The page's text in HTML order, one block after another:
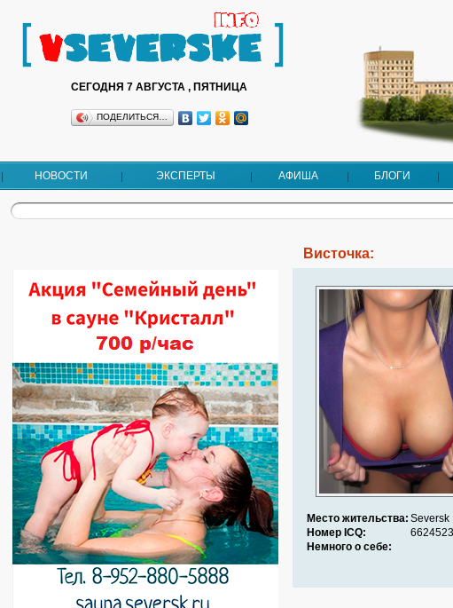
СЕГОДНЯ 7 АВГУСТА , ПЯТНИЦА
ПОДЕЛИТЬСЯ…
НОВОСТИ ЭКСПЕРТЫ АФИША БЛОГИ
Висточка:
Место жительства: Seversk
Номер ICQ:
Немного о себе: